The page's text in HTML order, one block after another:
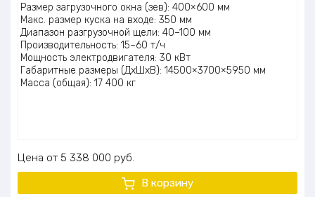
Размер загрузочного окна (зев): 400×600 мм
Макс. размер куска на входе: 350 мм
Диапазон разгрузочной щели: 40–100 мм
Производительность: 15–60 т/ч
Мощность электродвигателя: 30 кВт
Габаритные размеры (ДхШхВ): 14500×3700×5950 мм
Масса (общая): 17 400 кг
Цена 5 338 000 руб.
В корзину